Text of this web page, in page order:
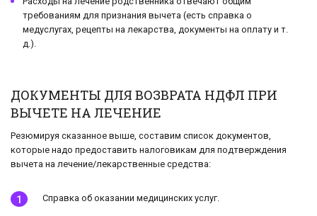
требованиям для признания вычета (есть справка о
медуслугах, рецепты на лекарства, документы на оплату и т.
д.).
ДОКУМЕНТЫ ДЛЯ ВОЗВРАТА НДФЛ ПРИ
ВЫЧЕТЕ НА ЛЕЧЕНИЕ
Резюмируя сказанное выше, составим список документов,
которые надо предоставить налоговикам для подтверждения
вычета на лечение/лекарственные средства:
Справка об оказании медицинских услуг.